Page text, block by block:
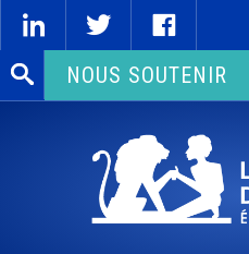
Rechercher :NOUS SOUTENIR